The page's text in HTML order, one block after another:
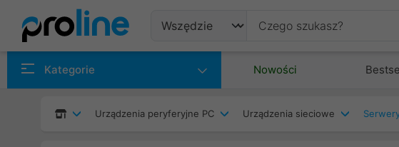
Kategorie Nowości
Urządzenia peryferyjne PC Urządzenia sieciowe